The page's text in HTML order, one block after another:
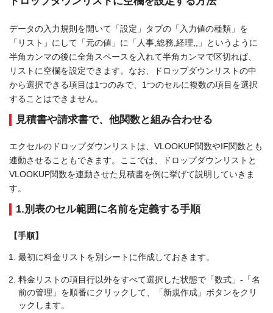
データの入力規則を開いて「設定」タブの「入力値の種類」を
「リスト」にして「元の値」に「人事,総務,経理,,」というように
半角カンマの後に全角スペースを入れて半角カンマで区切れば、
リストに空欄を設定できます。なお、ドロップダウンリストの中
から選択できる項目は1つのみで、1つのセルに複数の項目を選択
することはできません。
見積書や請求書で、他関数と組み合わせる
エクセルのドロップダウンリストは、VLOOKUP関数やIF関数とも
連動させることもできます。ここでは、ドロップダウンリストと
VLOOKUP関数を連動させた見積書を例に挙げて説明していきま
す。
1.別表のセル範囲に名前を定義する手順
【手順】
最初に料金リストを別シートに作成しておきます。
料金リストの項目行以外をすべて選択した状態で「数式」-「名
前の管理」を順番にクリックして、「新規作成」ボタンをクリ
ックします。